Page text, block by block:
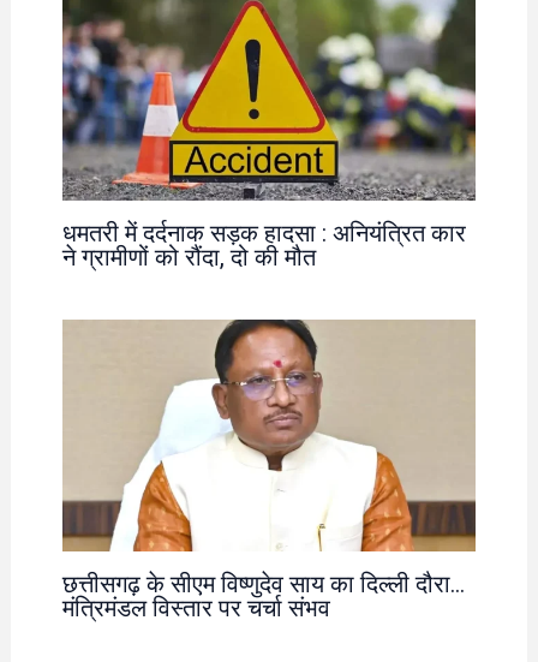
धमतरी में दर्दनाक सड़क हादसा : अनियंत्रित कार
ने ग्रामीणों को रौंदा, दो की मौत
छत्तीसगढ़ के सीएम विष्णुदेव साय का दिल्ली दौरा…
मंत्रिमंडल विस्तार पर चर्चा संभव